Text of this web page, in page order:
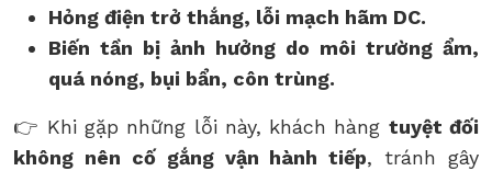
Hỏng điện trở thắng, lỗi mạch hãm DC.
Biến tần bị ảnh hưởng do môi trường ẩm,
quá nóng, bụi bẩn, côn trùng.
👉 Khi gặp những lỗi này, khách hàng tuyệt đối
không nên cố gắng vận hành tiếp, tránh gây